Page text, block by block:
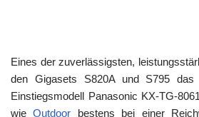
Eines der zuverlässigsten,
den Gigasets S820A und S795 das
Einstiegsmodell Panasonic KX-TG-
wieOutdoor bestens bei einer